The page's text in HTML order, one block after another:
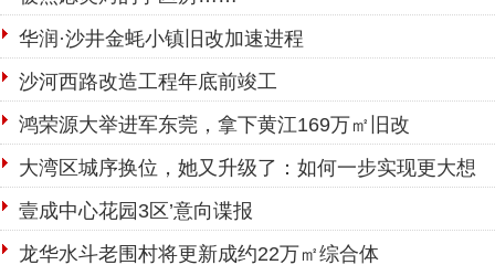
华润·沙井金蚝小镇旧改加速进程
沙河西路改造工程年底前竣工
鸿荣源大举进军东莞，拿下黄江169万㎡旧改
大湾区城序换位，她又升级了：如何一步实现更大想
象？
壹成中心花园3区’意向谍报
龙华水斗老围村将更新成约22万㎡综合体